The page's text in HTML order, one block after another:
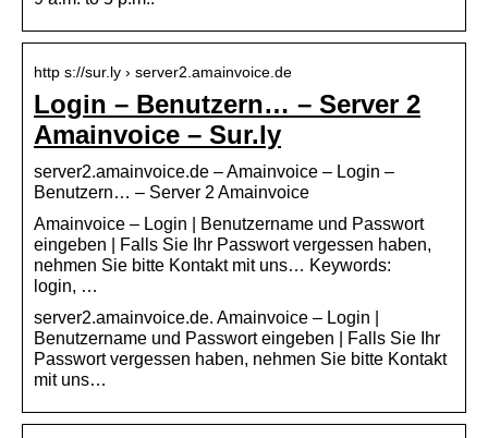
http s://sur.ly › server2.amainvoice.de
Login – Benutzern… – Server 2
Amainvoice – Sur.ly
server2.amainvoice.de – Amainvoice – Login –
Benutzern… – Server 2 Amainvoice
Amainvoice – Login | Benutzername und Passwort
eingeben | Falls Sie Ihr Passwort vergessen haben,
nehmen Sie bitte Kontakt mit uns… Keywords:
login, …
server2.amainvoice.de. Amainvoice – Login |
Benutzername und Passwort eingeben | Falls Sie Ihr
Passwort vergessen haben, nehmen Sie bitte Kontakt
mit uns…